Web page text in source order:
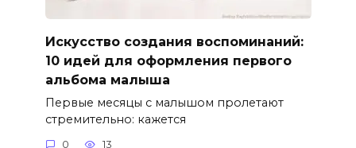
Искусство создания воспоминаний:
10 идей для оформления первого
альбома малыша
Первые месяцы с малышом пролетают
стремительно: кажется
0 13